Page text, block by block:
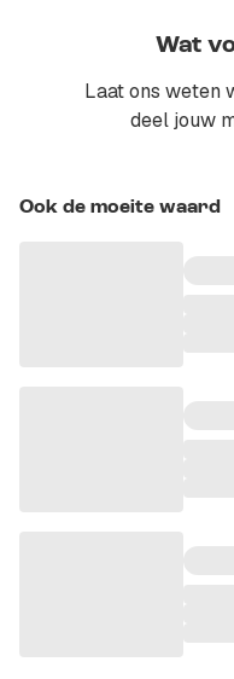
Wat
Laat ons weten
deel jouw
Ook de moeite waard